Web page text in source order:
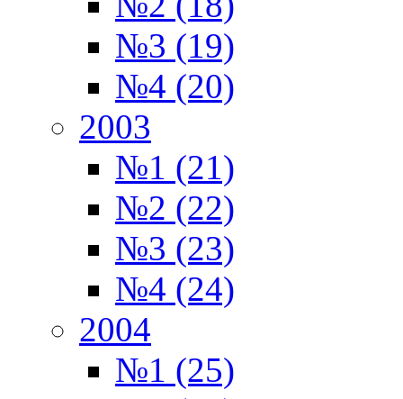
№3 (19)
№4 (20)
2003
№1 (21)
№2 (22)
№3 (23)
№4 (24)
2004
№1 (25)